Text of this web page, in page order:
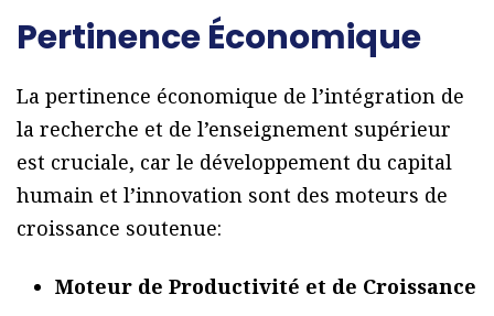
Pertinence Économique
La pertinence économique de l’intégration de
la recherche et de l’enseignement supérieur
est cruciale, car le développement du capital
humain et l’innovation sont des moteurs de
croissance soutenue:
Moteur de Productivité et de Croissance